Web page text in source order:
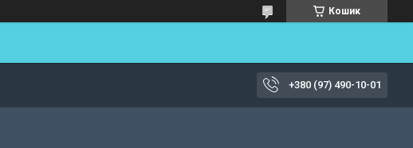
Кошик
+380 (97) 490-10-01